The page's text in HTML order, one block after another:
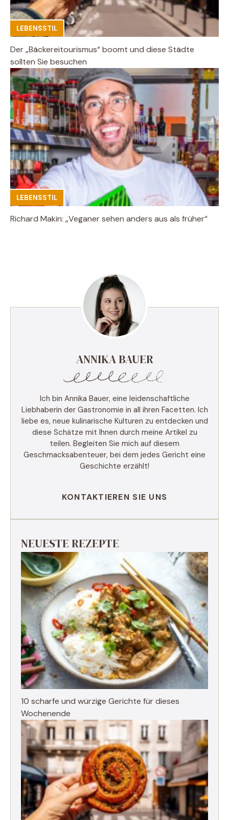
LEBENSSTIL
Der „Bäckereitourismus“ boomt und diese Städte
sollten Sie besuchen
LEBENSSTIL
Richard Makin: „Veganer sehen anders aus als früher“
ANNIKA BAUER
Ich bin Annika Bauer, eine leidenschaftliche
Liebhaberin der Gastronomie in all ihren Facetten. Ich
liebe es, neue kulinarische Kulturen zu entdecken und
diese Schätze mit Ihnen durch meine Artikel zu
teilen. Begleiten Sie mich auf diesem
Geschmacksabenteuer, bei dem jedes Gericht eine
Geschichte erzählt!
KONTAKTIEREN SIE UNS
NEUESTE REZEPTE
10 scharfe und würzige Gerichte für dieses
Wochenende